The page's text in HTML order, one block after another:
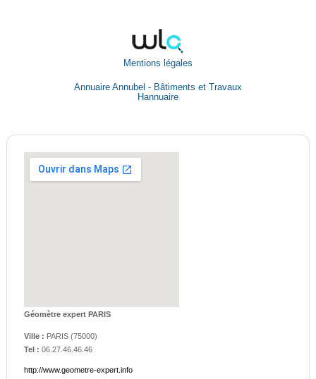
Mentions légales
Annuaire Annubel - Bâtiments et Travaux
Hannuaire
Géomètre expert PARIS
Ville : PARIS(75000)
Tel : 06.27.46.46.46
http://www.geometre-expert.info